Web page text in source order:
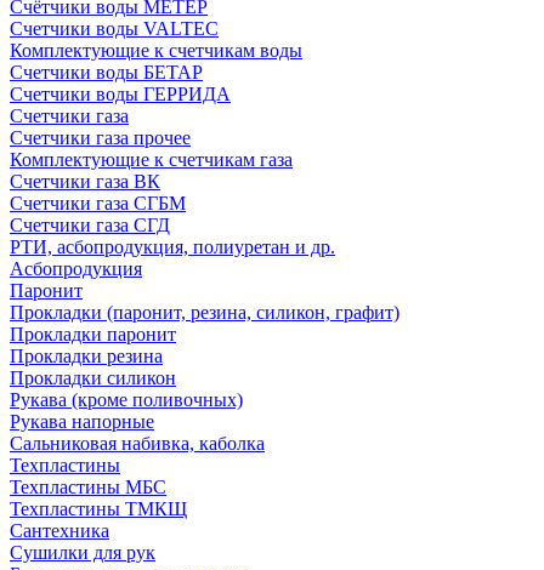
Счётчики воды МЕТЕР
Счетчики воды VALTEC
Комплектующие к счетчикам воды
Счетчики воды БЕТАР
Счетчики воды ГЕРРИДА
Счетчики газа
Счетчики газа прочее
Комплектующие к счетчикам газа
Счетчики газа ВК
Счетчики газа СГБМ
Счетчики газа СГД
РТИ, асбопродукция, полиуретан и др.
Асбопродукция
Паронит
Прокладки (паронит, резина, силикон, графит)
Прокладки паронит
Прокладки резина
Прокладки силикон
Рукава (кроме поливочных)
Рукава напорные
Сальниковая набивка, каболка
Техпластины
Техпластины МБС
Техпластины ТМКЩ
Сантехника
Сушилки для рук